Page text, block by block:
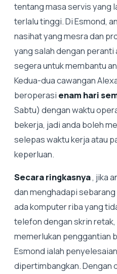
tentang masa servis yang
terlalu tinggi. Di Esmond,
nasihat yang mesra dan
yang salah dengan
segera untuk membantu
Kedua-dua cawangan
beroperasi enam hari
Sabtu) dengan waktu
bekerja, jadi anda boleh
selepas waktu kerja atau
keperluan.
Secara ringkasnya, jika
dan menghadapi
ada komputer riba yang
telefon dengan skrin
memerlukan penggantian
Esmond ialah
dipertimbangkan. Dengan